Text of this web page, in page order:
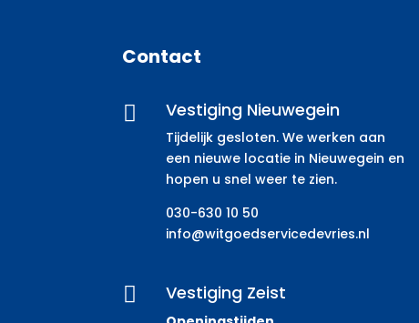
Contact
 Vestiging Nieuwegein
Tijdelijk gesloten. We werken aan
een nieuwe locatie in Nieuwegein en
hopen u snel weer te zien.
030-630 10 50
info@witgoedservicedevries.nl
 Vestiging Zeist